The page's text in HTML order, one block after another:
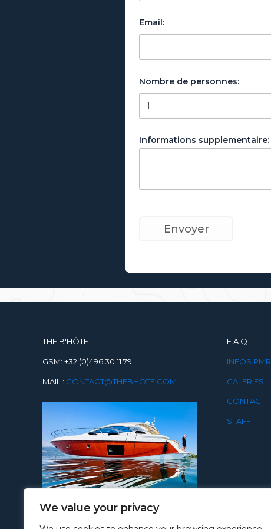
We value your privacy
Email:
Nombre de personnes:
Informations supplementaire:
THE B'HÔTE
GSM: +32 (0)496 30 11 79
MAIL : CONTACT@THEBHOTE.COM
F.A.Q
INFOS PMR
GALERIES
CONTACT
STAFF